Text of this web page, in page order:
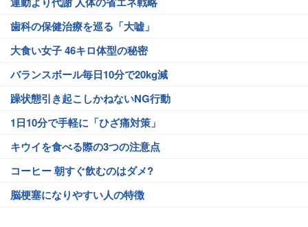
歯科の保健治療を巡る「大嘘」
大食い女子 46キロ体型の秘密
バランスボール毎日10分で20kg減
躁状態引き起こしかねないNG行動
1日10分で手軽に「ひざ痛対策」
キウイを食べる際の3つの注意点
コーヒー 朝すぐ飲むのはダメ?
脳梗塞になりやすい人の特徴